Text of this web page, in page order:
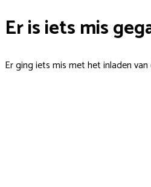
Er is iets mis
Er ging iets mis met het inladen